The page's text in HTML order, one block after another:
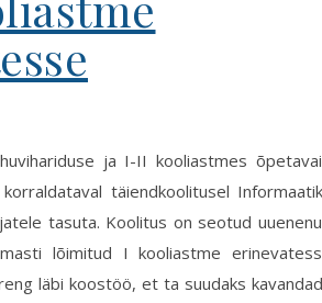
ja I-II kooliastmes
täiendkoolitusel
tasuta. Koolitus on seotud
lõimitud I kooliastme
läbi koostöö, et ta suudaks